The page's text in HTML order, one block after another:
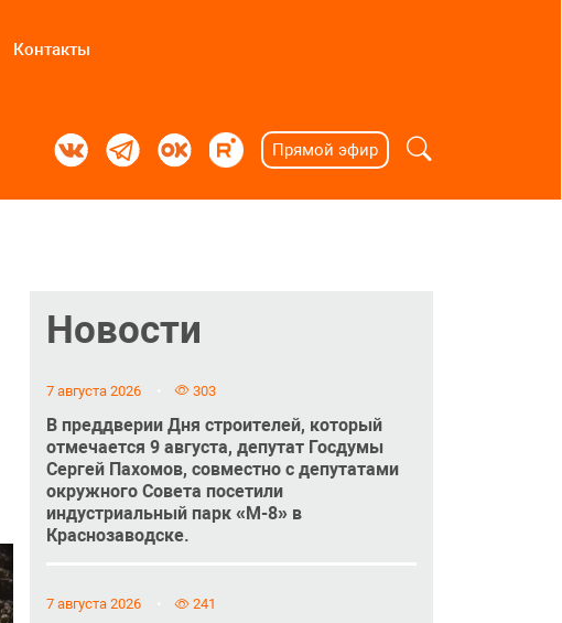
Контакты
Прямой эфир
Новости
7 августа 2026 303
В преддверии Дня строителей, который
отмечается 9 августа, депутат Госдумы
Сергей Пахомов, совместно с депутатами
окружного Совета посетили
индустриальный парк «М-8» в
Краснозаводске.
7 августа 2026 241